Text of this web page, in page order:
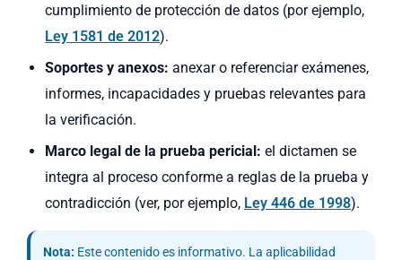
cumplimiento de protección de datos (por ejemplo,
Ley 1581 de 2012).
Soportes y anexos: anexar o referenciar exámenes,
informes, incapacidades y pruebas relevantes para
la verificación.
Marco legal de la prueba pericial: el dictamen se
integra al proceso conforme a reglas de la prueba y
contradicción (ver, por ejemplo, Ley 446 de 1998).
Nota: Este contenido es informativo. La aplicabilidad